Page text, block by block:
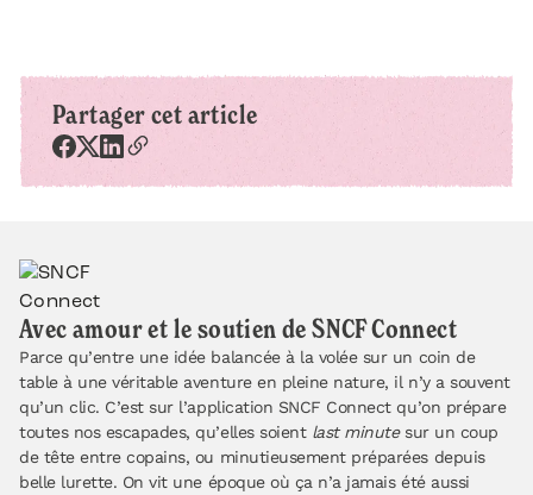
Partager cet article
Avec amour et le soutien de SNCF Connect
Parce qu’entre une idée balancée à la volée sur un coin de
table à une véritable aventure en pleine nature, il n’y a souvent
qu’un clic. C’est sur l’application SNCF Connect qu’on prépare
toutes nos escapades, qu’elles soient last minutesur un coup
de tête entre copains, ou minutieusement préparées depuis
belle lurette. On vit une époque où ça n’a jamais été aussi